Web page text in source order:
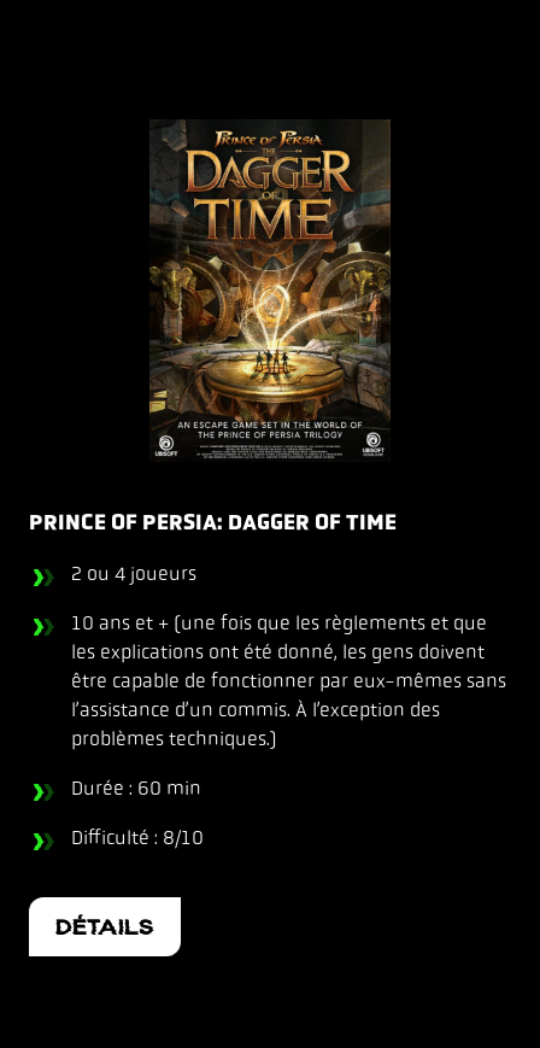
PRINCE OF PERSIA: DAGGER OF TIME
2 ou 4 joueurs
10 ans et + (une fois que les règlements et que
les explications ont été donné, les gens doivent
être capable de fonctionner par eux-mêmes sans
l’assistance d’un commis. À l’exception des
problèmes techniques.)
Durée : 60 min
Difficulté : 8/10
DÉTAILS